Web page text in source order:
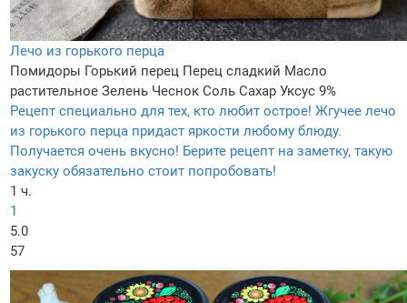
Лечо из горького перца
Помидоры Горький перец Перец сладкий Масло
растительное Зелень Чеснок Соль Сахар Уксус 9%
Рецепт специально для тех, кто любит острое! Жгучее лечо
из горького перца придаст яркости любому блюду.
Получается очень вкусно! Берите рецепт на заметку, такую
закуску обязательно стоит попробовать!
1 ч.
1
5.0
57